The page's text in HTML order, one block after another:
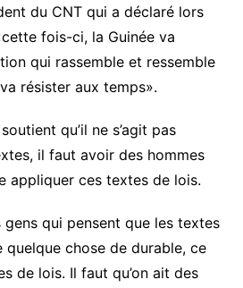
du CNT qui a déclaré lors
fois-ci, la Guinée va
qui rassemble et ressemble
résister aux temps».
qu’il ne s’agit pas
il faut avoir des hommes
appliquer ces textes de lois.
gens qui pensent que les textes
chose de durable, ce
de lois. Il faut qu’on ait des